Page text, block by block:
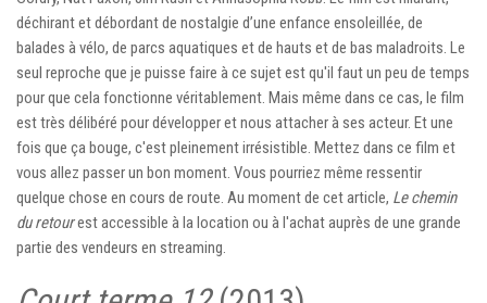
déchirant et débordant de nostalgie d’une enfance ensoleillée, de
balades à vélo, de parcs aquatiques et de hauts et de bas maladroits. Le
seul reproche que je puisse faire à ce sujet est qu'il faut un peu de temps
pour que cela fonctionne véritablement. Mais même dans ce cas, le film
est très délibéré pour développer et nous attacher à ses acteur. Et une
fois que ça bouge, c'est pleinement irrésistible. Mettez dans ce film et
vous allez passer un bon moment. Vous pourriez même ressentir
quelque chose en cours de route. Au moment de cet article, Le chemin
du retourest accessible à la location ou à l'achat auprès de une grande
partie des vendeurs en streaming.